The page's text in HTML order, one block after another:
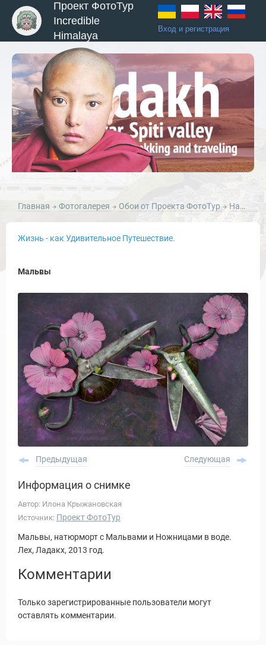
и Туры
Проект ФотоТур
Incredible
Himalaya
Вход и регистрация
Главная Фотогалерея Обои от Проекта ФотоТур Натюрморты от Проекта ФотоТур
Жизнь - как Удивительное Путешествие.
Мальвы
Предыдущая Следующая
Информация о снимке
Автор: Илона Крыжановская
Источник: Проект ФотоТур
Мальвы, натюрморт с Мальвами и Ножницами в воде.
Лех, Ладакх, 2013 год.
Комментарии
Только зарегистрированные пользователи могут
оставлять комментарии.